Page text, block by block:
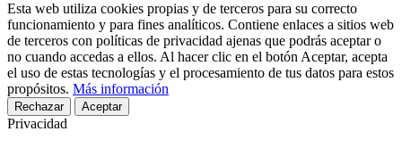
Esta web utiliza cookies propias y de terceros para su correcto
funcionamiento y para fines analíticos. Contiene enlaces a sitios web
de terceros con políticas de privacidad ajenas que podrás aceptar o
no cuando accedas a ellos. Al hacer clic en el botón Aceptar, acepta
el uso de estas tecnologías y el procesamiento de tus datos para estos
propósitos. Más información
Rechazar Aceptar
Privacidad